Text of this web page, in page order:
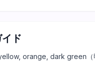
ド
orange, dark green（